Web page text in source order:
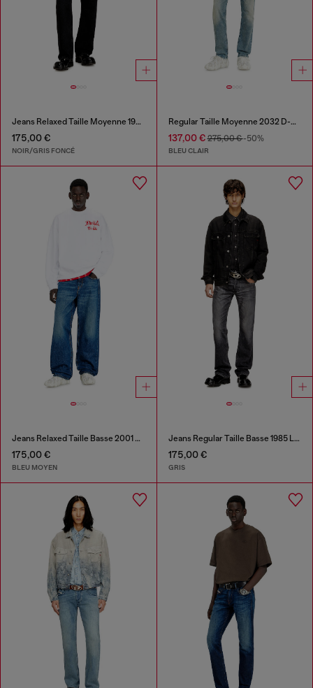
Jeans Relaxed Taille Moyenne 1980 D-Eeper
175,00 €
NOIR/GRIS FONCÉ
Regular Taille Moyenne 2032 D-Krooley Joggjeans®
137,00 €275,00 €-50%
BLEU CLAIR
Jeans Relaxed Taille Basse 2001 D-Macro
175,00 €
BLEU MOYEN
Jeans Regular Taille Basse 1985 Larkee
175,00 €
GRIS